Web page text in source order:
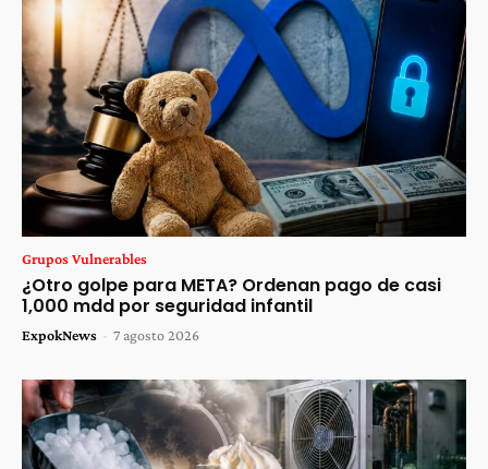
Grupos Vulnerables
¿Otro golpe para META? Ordenan pago de casi
1,000 mdd por seguridad infantil
ExpokNews - 7 agosto 2026